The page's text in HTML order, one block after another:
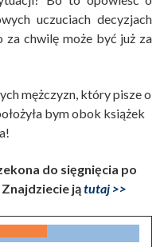
uczuciach decyzjach
chwilę może być już za
mężczyzn, który pisze o
bym obok książek
do sięgnięcia po
. Znajdziecie jątutaj >>